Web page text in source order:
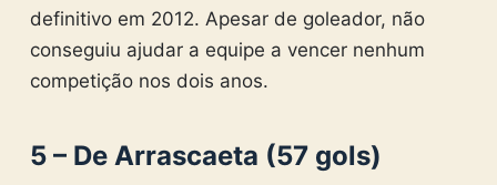
definitivo em 2012. Apesar de goleador, não
conseguiu ajudar a equipe a vencer nenhum
competição nos dois anos.
5 – De Arrascaeta (57 gols)